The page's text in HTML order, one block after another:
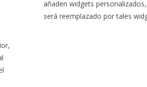
añaden widgets
será reemplazado por tales